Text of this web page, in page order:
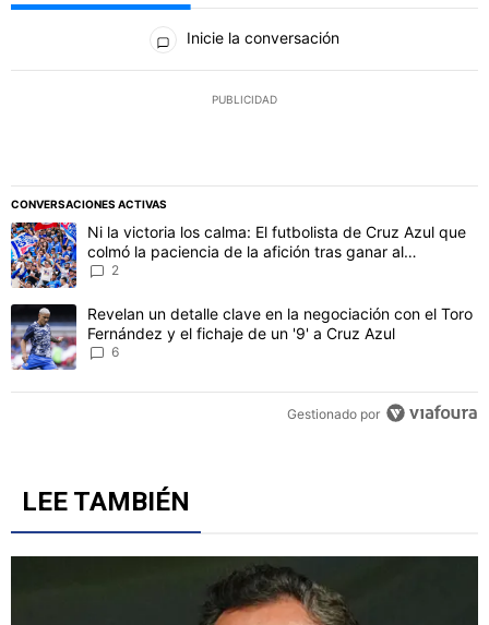
Todos los comentarios
Inicie la conversación
PUBLICIDAD
CONVERSACIONES ACTIVAS
Este listado muestra los artículos con más comentarios en los
Un artículo de tendencia con el título "Ni la victoria los calma: El
Ni la victoria los calma: El futbolista de Cruz Azul que
colmó la paciencia de la afición tras ganar al
Philadelphia
2
Un artículo de tendencia con el título "Revelan un detalle clave
Revelan un detalle clave en la negociación con el Toro
Fernández y el fichaje de un '9' a Cruz Azul
6
Gestionado por
LEE TAMBIÉN